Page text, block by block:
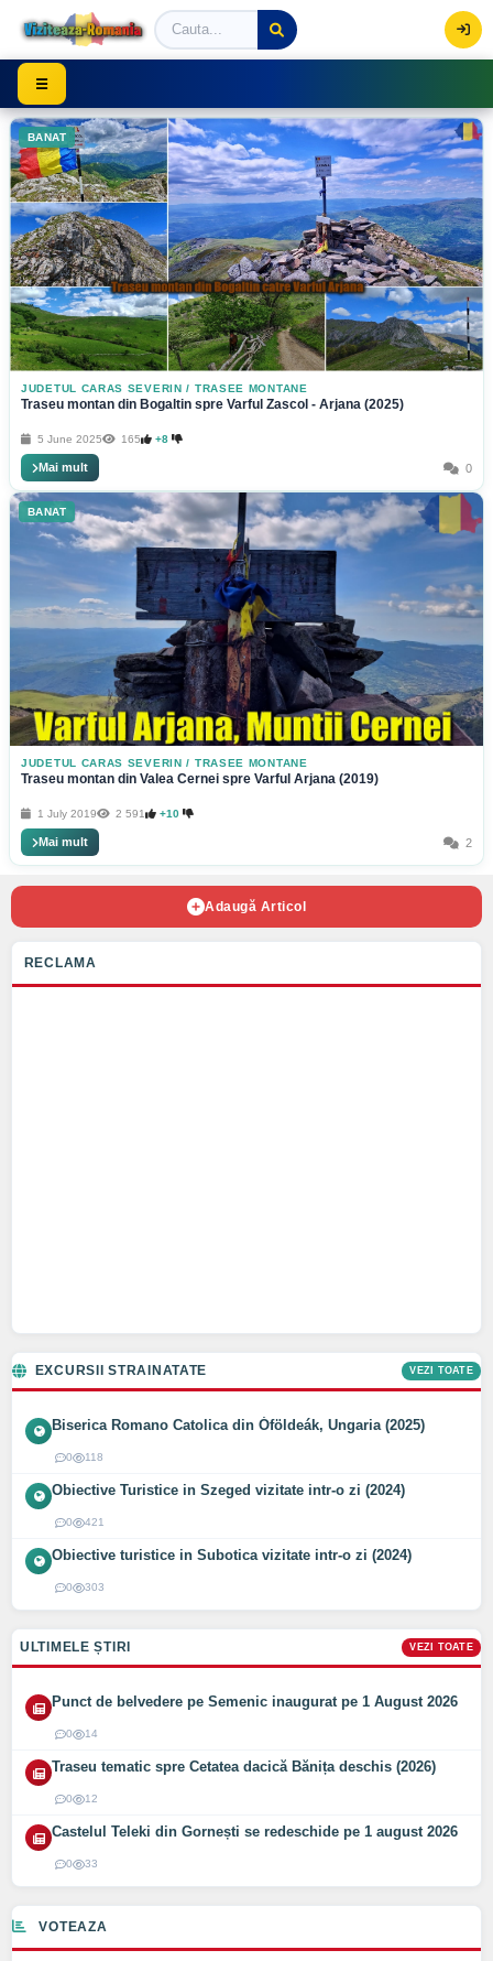
Viziteaza Romania | Obiective Turistice | Trasee
☰
BANAT
JUDETUL CARAS SEVERIN / TRASEE MONTANE
Traseu montan din Bogaltin spre Varful Zascol - Arjana (2025)
5 June 2025 165 +8
Mai mult 0
BANAT
JUDETUL CARAS SEVERIN / TRASEE MONTANE
Traseu montan din Valea Cernei spre Varful Arjana (2019)
1 July 2019 2 591 +10
Mai mult 2
Adaugă Articol
RECLAMA
EXCURSII STRAINATATE VEZI TOATE
Biserica Romano Catolica din Óföldeák, Ungaria (2025)
0 118
Obiective Turistice in Szeged vizitate intr-o zi (2024)
0 421
Obiective turistice in Subotica vizitate intr-o zi (2024)
0 303
ULTIMELE ȘTIRI VEZI TOATE
Punct de belvedere pe Semenic inaugurat pe 1 August 2026
0 14
Traseu tematic spre Cetatea dacică Bănița deschis (2026)
0 12
Castelul Teleki din Gornești se redeschide pe 1 august 2026
0 33
VOTEAZA